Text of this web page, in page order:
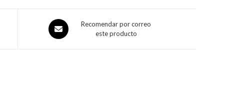
Recomendar por correo
este producto